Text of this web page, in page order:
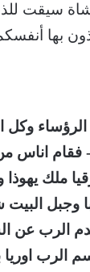
سيقت
بها
24:- 16- فقالت
ملك
الرب